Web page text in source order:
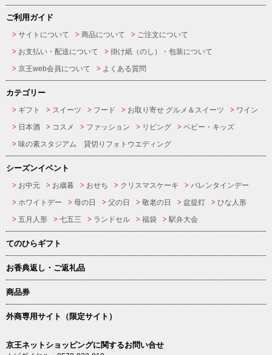
ご利用ガイド
サイトについて 商品について
ご注文について
お支払い・配送について
掛け紙（のし）・包装について
京王web会員について
よくある質問
カテゴリー
ギフト スイーツ フード お取り寄せ グルメ＆スイーツ
ワイン
日本酒
コスメ ファッション リビング
ベビー・キッズ
味の素スタジアム 貸切りフォトウエディング
シーズンイベント
お中元 お歳暮 おせち クリスマスケーキ
バレンタインデー
ホワイトデー
母の日 父の日 敬老の日 盆提灯
ひな人形
五月人形
七五三 ランドセル 福袋 駅弁大会
てのひらギフト
お香典返し・ご返礼品
商品券
外商専用サイト（限定サイト）
京王ネットショッピングに関するお問い合せ